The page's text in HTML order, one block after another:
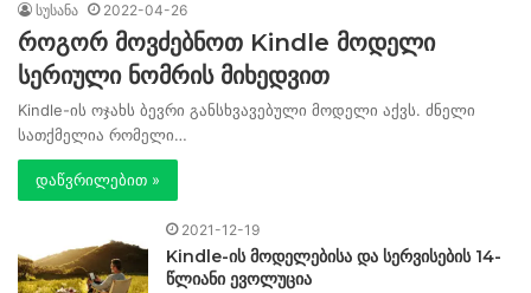
სუსანა 2022-04-26
როგორ მოვძებნოთ Kindle მოდელი
სერიული ნომრის მიხედვით
Kindle-ის ოჯახს ბევრი განსხვავებული მოდელი აქვს. ძნელი
სათქმელია რომელი…
დაწვრილებით »
2021-12-19
Kindle-ის მოდელებისა და სერვისების 14-
წლიანი ევოლუცია